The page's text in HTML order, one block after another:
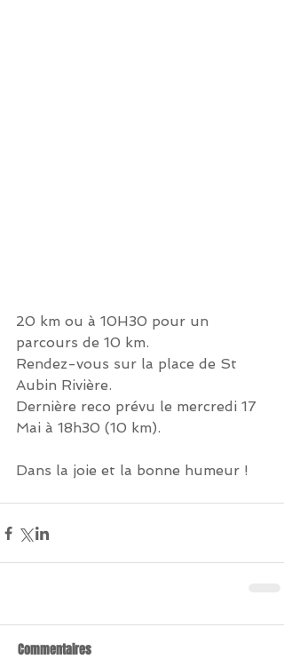
20 km ou à 10H30 pour un
parcours de 10 km.
Rendez-vous sur la place de St
Aubin Rivière.
Dernière reco prévu le mercredi 17
Mai à 18h30 (10 km).
Dans la joie et la bonne humeur !
Commentaires